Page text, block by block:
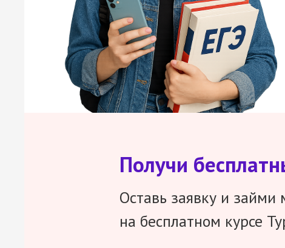
Получи
Оставь заявку и займи
на бесплатном курсе